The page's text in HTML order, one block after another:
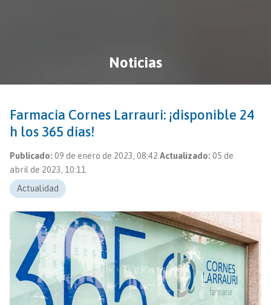
Noticias
Farmacia Cornes Larrauri: ¡disponible 24
h los 365 días!
Publicado: 09 de enero de 2023, 08:42 Actualizado: 05 de
abril de 2023, 10:11
Actualidad